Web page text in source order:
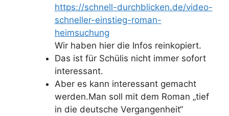
https://schnell-durchblicken.de/video-
schneller-einstieg-roman-
heimsuchung
Wir haben hier die Infos reinkopiert.
Das ist für Schülis nicht immer sofort
interessant.
Aber es kann interessant gemacht
werden.Man soll mit dem Roman „tief
in die deutsche Vergangenheit“